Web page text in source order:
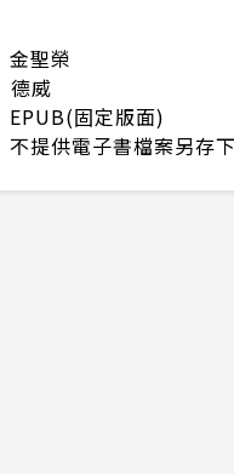
金聖榮
德威
EPUB(固定版面)
不提供電子書檔案另存